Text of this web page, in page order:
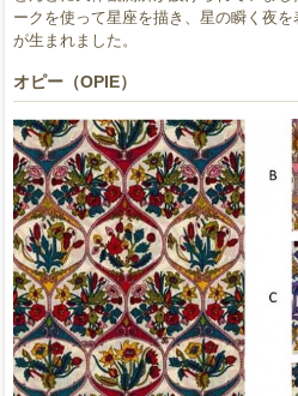
ークを使って星座を描き、星の瞬く夜
が生まれました。
オピー（OPIE）